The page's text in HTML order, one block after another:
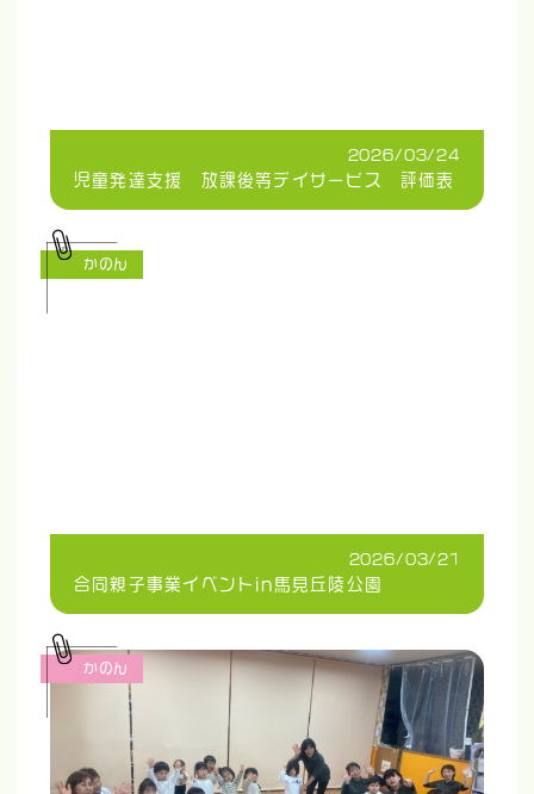
2026/03/24
児童発達支援 放課後等デイサービス 評価表
2026/03/21
合同親子事業イベントin馬見丘陵公園
かのん
かのん